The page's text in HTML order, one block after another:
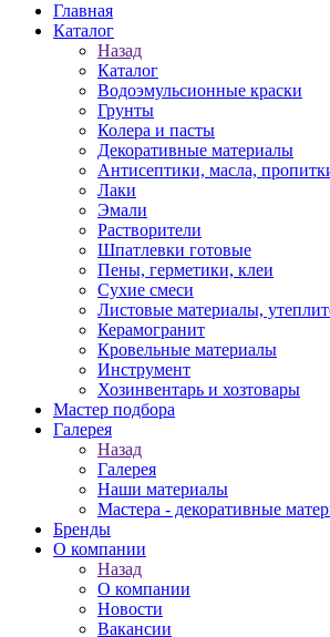
Главная
Каталог
Назад
Каталог
Водоэмульсионные краски
Грунты
Колера и пасты
Декоративные материалы
Антисептики, масла,
Лаки
Эмали
Растворители
Шпатлевки готовые
Пены, герметики, клеи
Сухие смеси
Листовые материалы,
Керамогранит
Кровельные материалы
Инструмент
Хозинвентарь и хозтовары
Мастер подбора
Галерея
Назад
Галерея
Наши материалы
Мастера - декоративные
Бренды
О компании
Назад
О компании
Новости
Вакансии